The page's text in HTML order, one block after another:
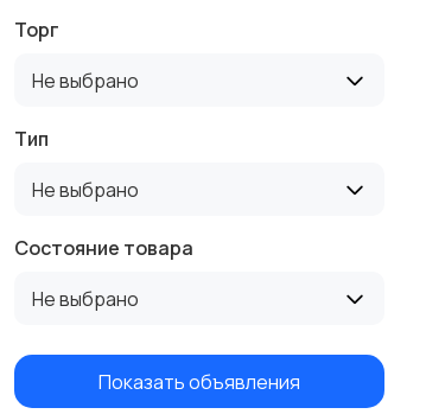
Торг
Не выбрано
Тип
Не выбрано
Состояние товара
Не выбрано
Показать объявления